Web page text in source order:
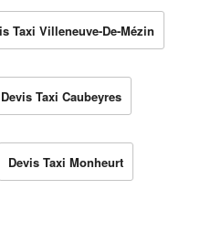
Taxi Villeneuve-De-Mézin
Devis Taxi Caubeyres
Devis Taxi Monheurt